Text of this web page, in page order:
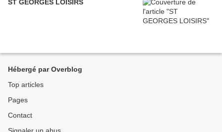
ST GEORGES LOISIRS
Hébergé par Overblog
Top articles
Pages
Contact